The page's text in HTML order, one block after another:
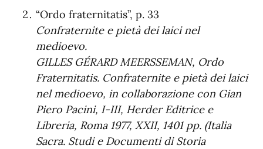
“Ordo fraternitatis”, p. 33
Confraternite e pietà dei laici nel
medioevo.
GILLES GÉRARD MEERSSEMAN, Ordo
Fraternitatis. Confraternite e pietà dei laici
nel medioevo, in collaborazione con Gian
Piero Pacini, I-III, Herder Editrice e
Libreria, Roma 1977, XXII, 1401 pp. (Italia
Sacra. Studi e Documenti di Storia